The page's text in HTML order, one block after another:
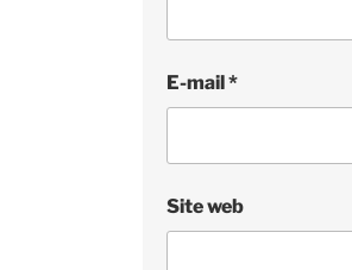
E-mail*
Site web